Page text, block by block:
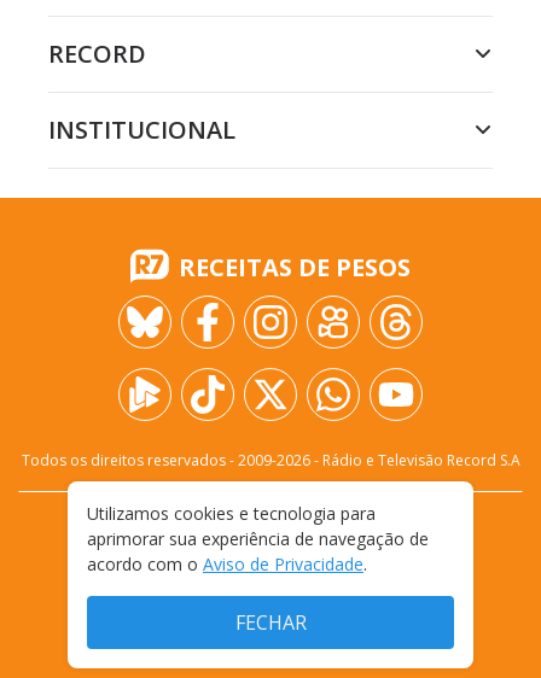
RECORD
INSTITUCIONAL
RECEITAS DE PESOS
Todos os direitos reservados - 2009-2026- Rádio e Televisão Record S.A
FALE CONOSCO
PRIVACIDADE
TERMOS E CONDIÇÕES DE USO
Utilizamos cookies e tecnologia para
aprimorar sua experiência de navegação de
acordo com o Aviso de Privacidade.
FECHAR